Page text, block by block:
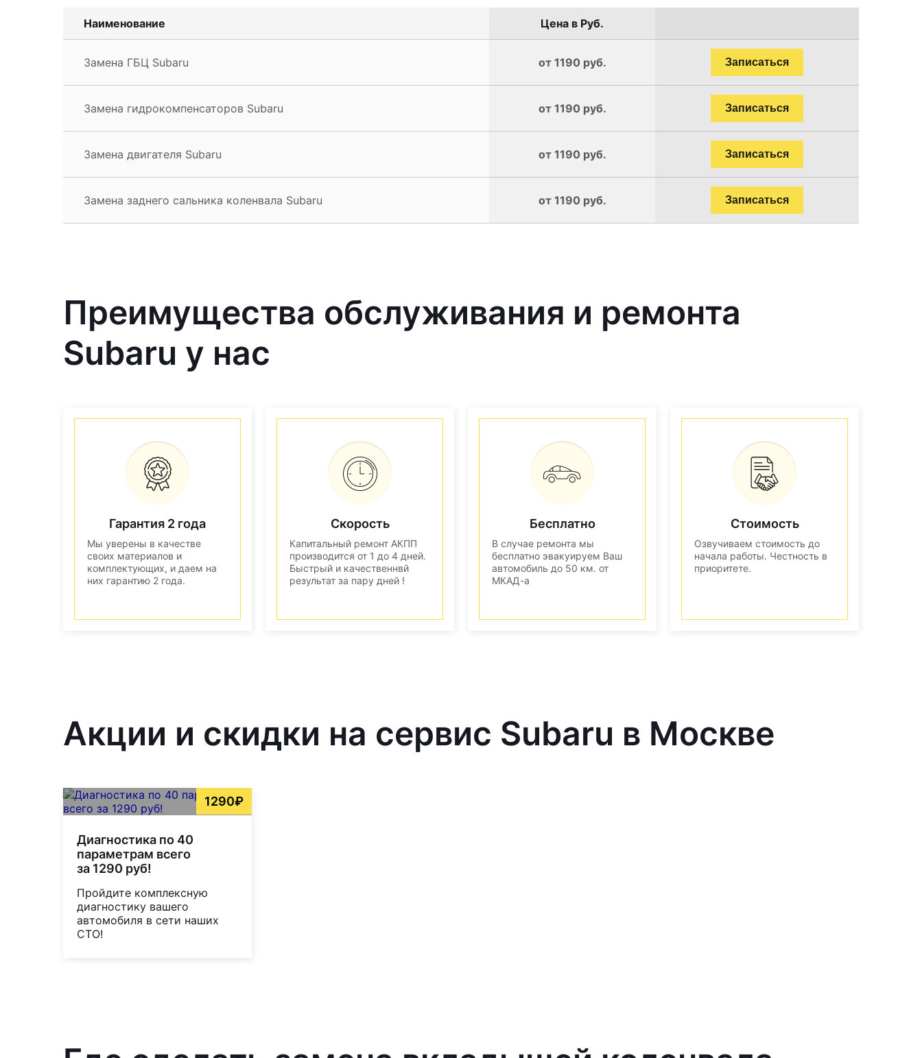
Наименование Цена в Руб.
Замена ГБЦ Subaru от 1190 руб. Записаться
Замена гидрокомпенсаторов Subaru от 1190 руб. Записаться
Замена двигателя Subaru от 1190 руб. Записаться
Замена заднего сальника коленвала Subaru от 1190 руб. Записаться
Преимущества обслуживания и ремонта
Subaru у нас
Гарантия 2 года
Мы уверены в качестве
своих материалов и
комплектующих, и даем на
них гарантию 2 года.
Скорость
Капитальный ремонт АКПП
производится от 1 до 4 дней.
Быстрый и качественнвй
результат за пару дней !
Бесплатно
В случае ремонта мы
бесплатно эвакуируем Ваш
автомобиль до 50 км. от
МКАД-а
Стоимость
Озвучиваем стоимость до
начала работы. Честность в
приоритете.
Акции и скидки на сервис Subaru в Москве
1290₽
Диагностика по 40
параметрам всего
за 1290 руб!
Пройдите комплексную
диагностику вашего
автомобиля в сети наших
СТО!